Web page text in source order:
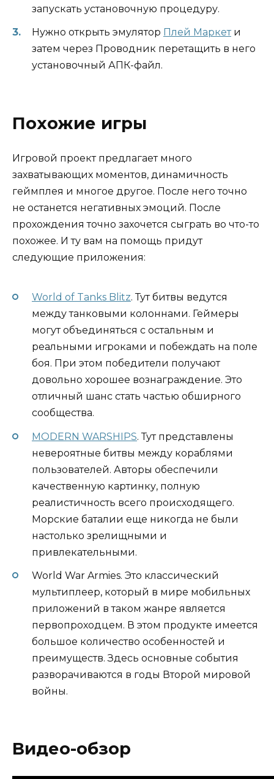
запускать установочную процедуру.
Нужно открыть эмулятор Плей Маркети
затем через Проводник перетащить в него
установочный АПК-файл.
Похожие игры
Игровой проект предлагает много
захватывающих моментов, динамичность
геймплея и многое другое. После него точно
не останется негативных эмоций. После
прохождения точно захочется сыграть во что-то
похожее. И ту вам на помощь придут
следующие приложения:
World of Tanks Blitz. Тут битвы ведутся
между танковыми колоннами. Геймеры
могут объединяться с остальным и
реальными игроками и побеждать на поле
боя. При этом победители получают
довольно хорошее вознаграждение. Это
отличный шанс стать частью обширного
сообщества.
MODERN WARSHIPS. Тут представлены
невероятные битвы между кораблями
пользователей. Авторы обеспечили
качественную картинку, полную
реалистичность всего происходящего.
Морские баталии еще никогда не были
настолько зрелищными и
привлекательными.
World War Armies. Это классический
мультиплеер, который в мире мобильных
приложений в таком жанре является
первопроходцем. В этом продукте имеется
большое количество особенностей и
преимуществ. Здесь основные события
разворачиваются в годы Второй мировой
войны.
Видео-обзор